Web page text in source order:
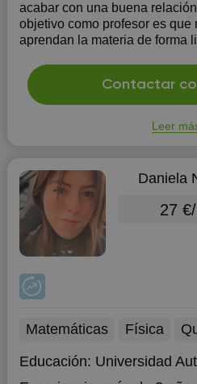
acabar con una buena
objetivo como profesor es
aprendan la materia de forma
Contactar
Leer
Daniela
27
Matemáticas Física
Educación: Universidad